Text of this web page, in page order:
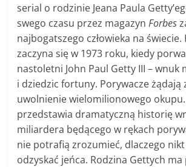
serial o rodzinie Jeana Paula
swego czasu przez magazynForbes
najbogatszego człowieka na
zaczyna się w 1973 roku, kiedy
nastoletni John Paul Getty III – wnuk
i dziedzic fortuny. Porywacze żądają
uwolnienie wielomilionowego okupu.
przedstawia dramatyczną historię
miliardera będącego w rękach
nie potrafią zrozumieć, dlaczego
odzyskać jeńca. Rodzina Gettych ma